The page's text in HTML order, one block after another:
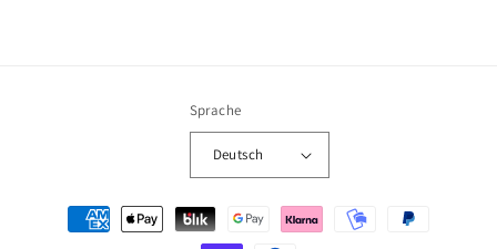
Sprache
Deutsch
Zahlungsmethoden